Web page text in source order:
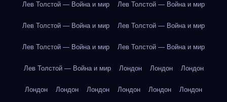
Лев Толстой — Война и мир Лев Толстой — Война и мир
Лев Толстой — Война и мир Лев Толстой — Война и мир
Лев Толстой — Война и мир Лев Толстой — Война и мир
Лев Толстой — Война и мир Лондон Лондон Лондон
Лондон Лондон Лондон Лондон Лондон Лондон